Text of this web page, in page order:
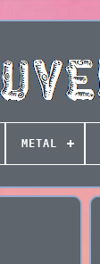
METAL